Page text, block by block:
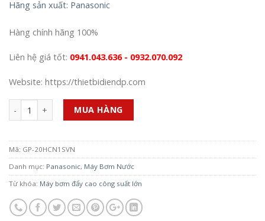
Hãng sản xuất: Panasonic
Hàng chính hãng 100%
Liên hệ giá tốt: 0941.043.636 - 0932.070.092
Website: https://thietbidiendp.com
Số lượng MUA HÀNG
Mã: GP-20HCN1SVN
Danh mục: Panasonic, Máy Bơm Nước
Từ khóa: Máy bơm đẩy cao công suất lớn